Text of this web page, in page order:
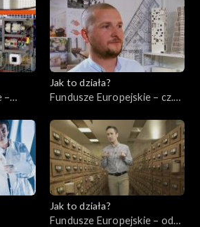
–
Jak to działa?
Fundusze Europejskie – cz.
Jak to działa?
Fundusze Europejskie – odc.